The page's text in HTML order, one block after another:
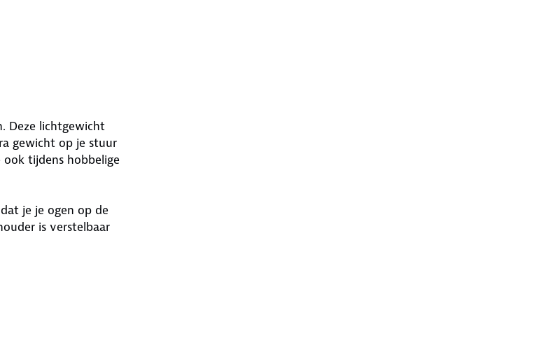
Deze lichtgewicht
gewicht op je stuur
tijdens hobbelige
je je ogen op de
is verstelbaar
tussen een
zodat je altijd